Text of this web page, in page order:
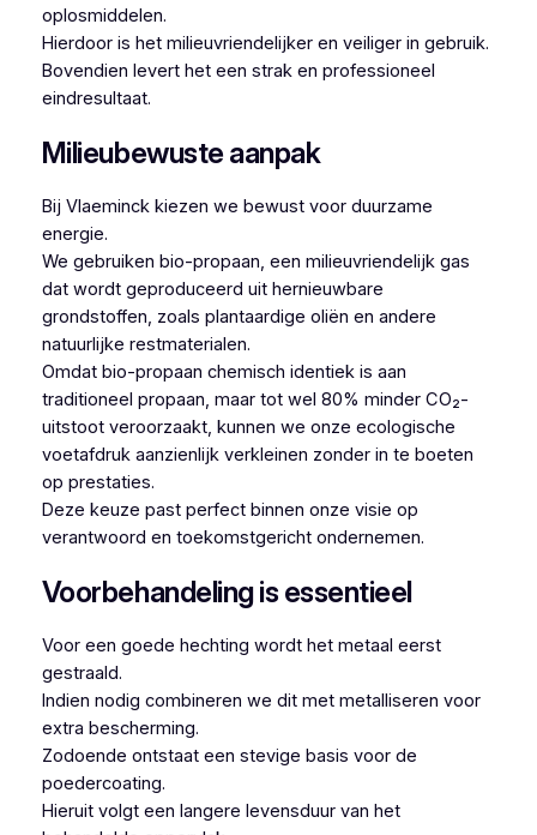
oplosmiddelen.
Hierdoor is het milieuvriendelijker en veiliger in gebruik.
Bovendien levert het een strak en professioneel
eindresultaat.
Milieubewuste aanpak
Bij Vlaeminck kiezen we bewust voor duurzame
energie.
We gebruiken bio-propaan, een milieuvriendelijk gas
dat wordt geproduceerd uit hernieuwbare
grondstoffen, zoals plantaardige oliën en andere
natuurlijke restmaterialen.
Omdat bio-propaan chemisch identiek is aan
traditioneel propaan, maar tot wel 80% minder CO₂-
uitstoot veroorzaakt, kunnen we onze ecologische
voetafdruk aanzienlijk verkleinen zonder in te boeten
op prestaties.
Deze keuze past perfect binnen onze visie op
verantwoord en toekomstgericht ondernemen.
Voorbehandeling is essentieel
Voor een goede hechting wordt het metaal eerst
gestraald.
Indien nodig combineren we dit met metalliseren voor
extra bescherming.
Zodoende ontstaat een stevige basis voor de
poedercoating.
Hieruit volgt een langere levensduur van het